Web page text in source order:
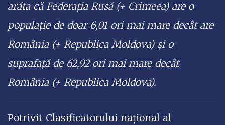
arăta că Federația Rusă (+ Crimeea) are o
populație de doar 6,01 ori mai mare decât are
România (+ Republica Moldova) și o
suprafață de 62,92 ori mai mare decât
România (+ Republica Moldova).
Potrivit Clasificatorului național al